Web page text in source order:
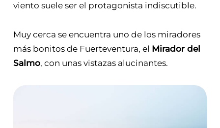
viento suele ser el protagonista indiscutible.
Muy cerca se encuentra uno de los miradores
más bonitos de Fuerteventura, el Mirador del
Salmo, con unas vistazas alucinantes.